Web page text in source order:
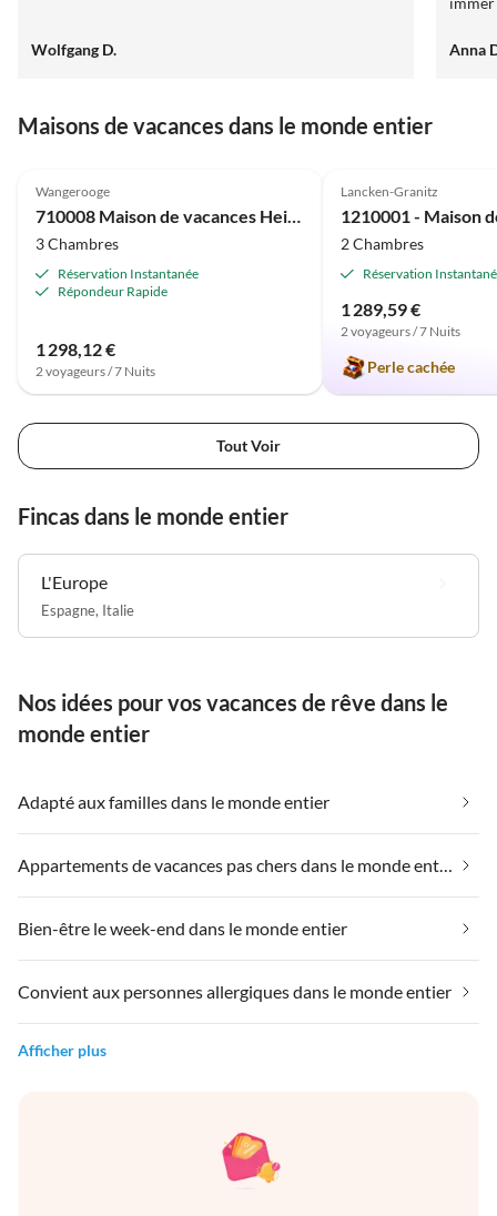
Wolfgang D.
ihre
Anna
Maisons de vacances dans le monde entier
Wangerooge
710008 Maison de vacances Heiler Hus Wangerooge
3 Chambres
Réservation Instantanée
Répondeur Rapide
1 298,12 €
2 voyageurs / 7 Nuits
Lancken-Granitz
2 Chambres
Réservation
1 289,59 €
2 voyageurs / 7 Nuits
Perle cachée
Tout Voir
Fincas dans le monde entier
L'Europe
Espagne, Italie
Nos idées pour vos vacances de rêve dans le
monde entier
Adapté aux familles dans le monde entier
Bien-être le week-end dans le monde entier
Convient aux personnes allergiques dans le monde entier
Afficher plus